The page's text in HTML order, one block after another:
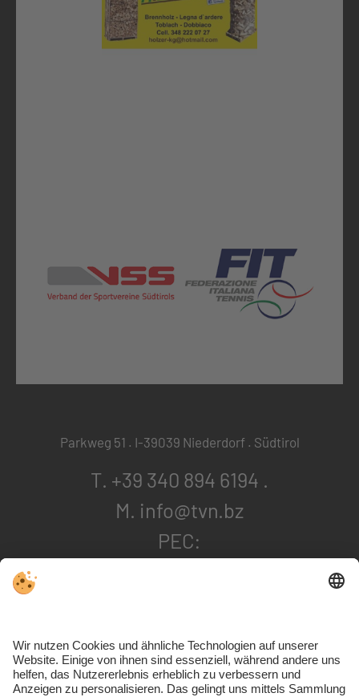
Parkweg 51 . I-39039 Niederdorf . Südtirol
T. +39 340 894 6194 .
M. info@tvn.bz
PEC:
Kontakt & Anreise